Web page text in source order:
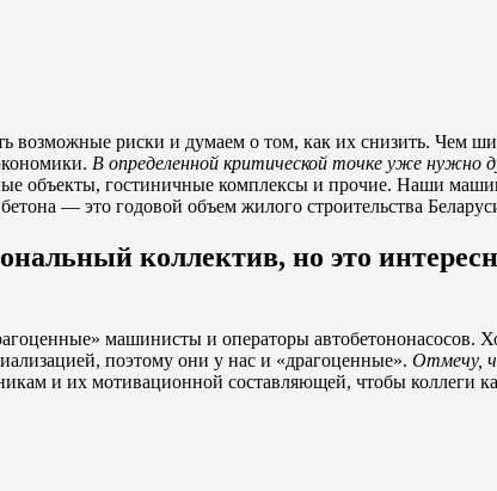
возможные риски и думаем о том, как их снизить.
В определенной критической точке уже нужно
объекты, гостиничные комплексы и прочие. Наши
— это годовой объем жилого строительства
коллектив, но это
машинисты и операторы автобетононасосов.
поэтому они у нас и «драгоценные». Отмечу,
и их мотивационной составляющей, чтобы коллеги